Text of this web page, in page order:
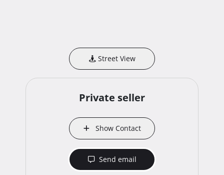
Street View
Private seller
Show Contact
Send email